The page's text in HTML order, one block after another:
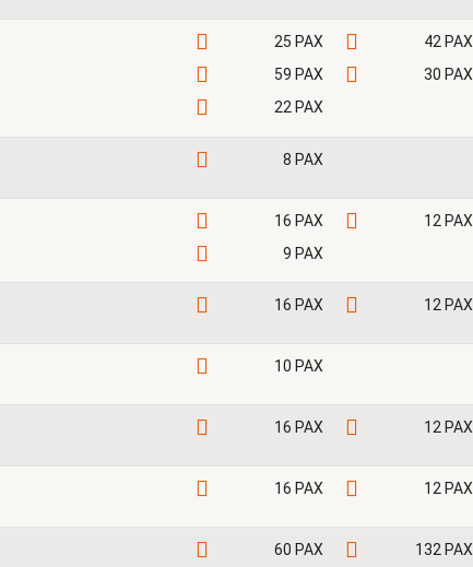
25 PAX
42 PAX
59 PAX
30 PAX
22 PAX
8 PAX
16 PAX
12 PAX
9 PAX
16 PAX 12 PAX
10 PAX
16 PAX 12 PAX
16 PAX 12 PAX
60 PAX
132 PAX